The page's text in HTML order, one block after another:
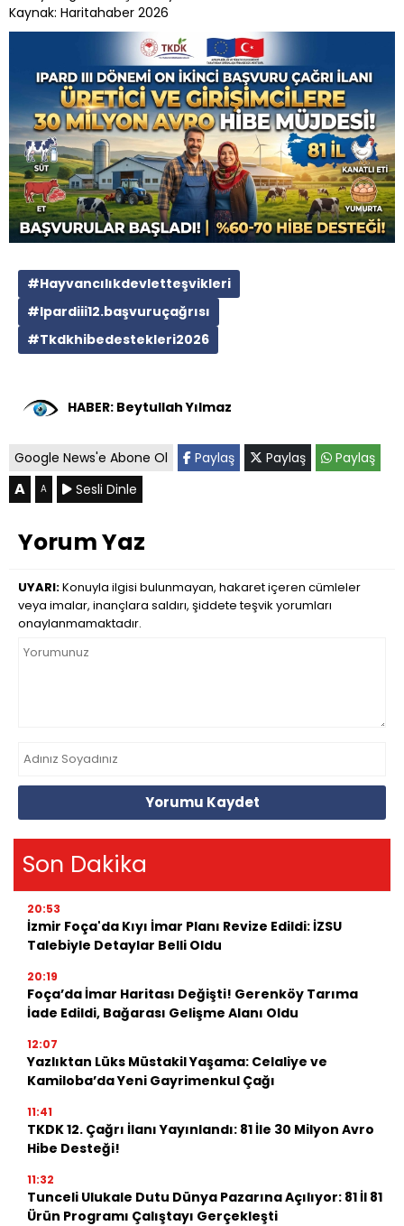
Kaynak: Haritahaber 2026
#Hayvancılıkdevletteşvikleri
#Ipardiii12.başvuruçağrısı
#Tkdkhibedestekleri2026
HABER: Beytullah Yılmaz
Google News'e Abone Ol Paylaş Paylaş Paylaş
A A Sesli Dinle
Yorum Yaz
UYARI:Konuyla ilgisi bulunmayan, hakaret içeren cümleler
veya imalar, inançlara saldırı, şiddete teşvik yorumları
onaylanmamaktadır.
Yorumu Kaydet
Son Dakika
20:53
İzmir Foça'da Kıyı İmar Planı Revize Edildi: İZSU
Talebiyle Detaylar Belli Oldu
20:19
Foça’da İmar Haritası Değişti! Gerenköy Tarıma
İade Edildi, Bağarası Gelişme Alanı Oldu
12:07
Yazlıktan Lüks Müstakil Yaşama: Celaliye ve
Kamiloba’da Yeni Gayrimenkul Çağı
11:41
TKDK 12. Çağrı İlanı Yayınlandı: 81 İle 30 Milyon Avro
Hibe Desteği!
11:32
Tunceli Ulukale Dutu Dünya Pazarına Açılıyor: 81 İl 81
Ürün Programı Çalıştayı Gerçekleşti